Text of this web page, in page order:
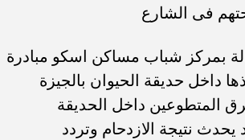
فى الشارع
بمركز شباب مساكن اسكو مبادرة
داخل حديقة الحيوان بالجيزة
المتطوعين داخل الحديقة
نتيجة الازدحام وتردد